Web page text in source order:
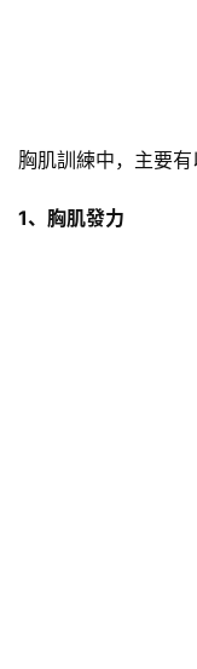
胸肌訓練中，主要有
1、胸肌發力